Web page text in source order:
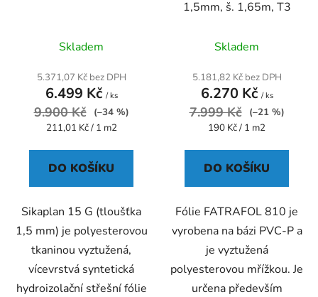
hodnocení
produktu
je
4,5
z
5
hvězdiček.
Skladem
5.371,07 Kč bez DPH
6.499 Kč / ks
9.900 Kč
(–34 %)
Měrná
211,01 Kč / 1 m2
DO KOŠÍKU
Sikaplan 15 G (tloušťka
1,5 mm) je polyesterovou
tkaninou vyztužená,
vícevrstvá syntetická
hydroizolační střešní fólie
1,5mm, š. 1,65m, T3
hodnocení
produktu
je
2,6
z
5
hvězdiček.
Skladem
5.181,82 Kč bez DPH
6.270 Kč / ks
7.999 Kč
(–21 %)
Měrná
190 Kč / 1 m2
DO KOŠÍKU
Fólie FATRAFOL 810 je
vyrobena na bázi PVC-P a
je vyztužená
polyesterovou mřížkou. Je
určena především